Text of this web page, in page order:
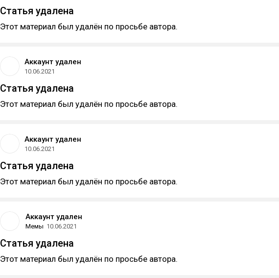
Статья удалена
Этот материал был удалён по просьбе автора.
Аккаунт удален
10.06.2021
Статья удалена
Этот материал был удалён по просьбе автора.
Аккаунт удален
10.06.2021
Статья удалена
Этот материал был удалён по просьбе автора.
Аккаунт удален
Мемы 10.06.2021
Статья удалена
Этот материал был удалён по просьбе автора.